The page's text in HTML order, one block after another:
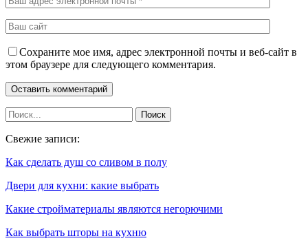
Сохраните мое имя, адрес электронной почты и веб-сайт в
этом браузере для следующего комментария.
Свежие записи:
Как сделать душ со сливом в полу
Двери для кухни: какие выбрать
Какие стройматериалы являются негорючими
Как выбрать шторы на кухню